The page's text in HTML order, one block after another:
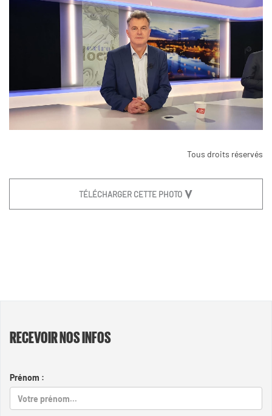
Tous droits réservés
TÉLÉCHARGER CETTE PHOTO
RECEVOIR NOS INFOS
Prénom :